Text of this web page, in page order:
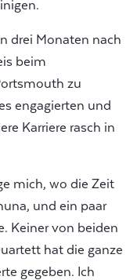
drei Monaten nach
beim
zu
engagierten und
Karriere rasch in
mich, wo die Zeit
und ein paar
Keiner von beiden
hat die ganze
gegeben. Ich